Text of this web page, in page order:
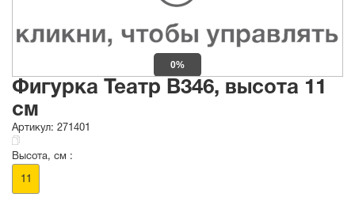
0%
Фигурка Театр B346, высота 11
см
Артикул: 271401
Высота, см :
11